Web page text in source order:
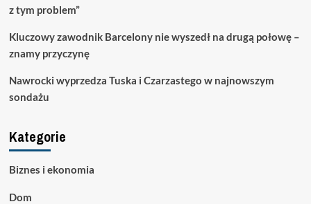
z tym problem”
Kluczowy zawodnik Barcelony nie wyszedł na drugą połowę –
znamy przyczynę
Nawrocki wyprzedza Tuska i Czarzastego w najnowszym
sondażu
Kategorie
Biznes i ekonomia
Dom